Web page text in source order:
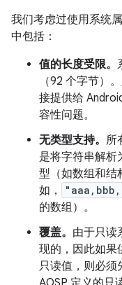
我们考虑过使用系统
中包括：
值的长度受限。
（92 个字节）
接提供给
容性问题。
无类型支持。 所
是将字符串解析
型（如数组和结
如，
的数组）。
覆盖。 由于只读
现的，因此如果
只读值，则必须